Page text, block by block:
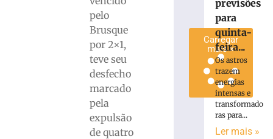
pelo
Brusque
por 2×1,
teve seu
desfecho
marcado
pela
expulsão
de quatro
Carregar
mais »
previsões
para
quinta-
feira...
Os astros
trazem
energias
intensas e
transformado
ras para...
Ler mais »